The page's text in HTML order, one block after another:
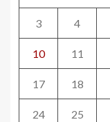
3 4
10 11
17 18
24 25